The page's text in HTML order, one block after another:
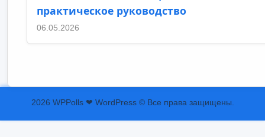
практическое руководство
06.05.2026
2026 WPPolls ❤ WordPress © Все права защищены.